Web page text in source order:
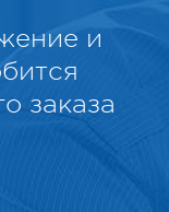
и
заказа